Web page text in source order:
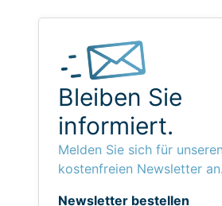
Bleiben Sie
informiert.
Melden Sie sich für unseren
kostenfreien Newsletter an.